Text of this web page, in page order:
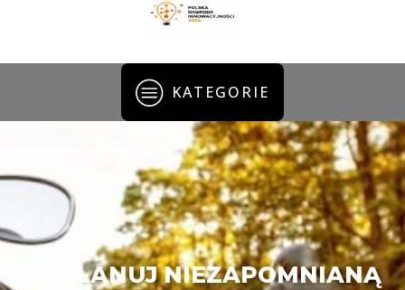
KATEGORIE
ZAPLANUJ NIEZAPOMNIANĄ